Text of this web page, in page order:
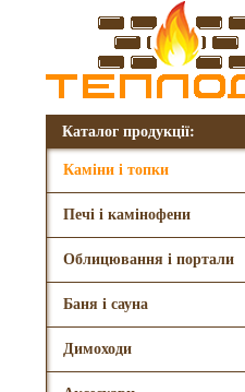
Каталог продукції:
Каміни і топки
Печі і камінофени
Облицювання і портали
Баня і сауна
Димоходи